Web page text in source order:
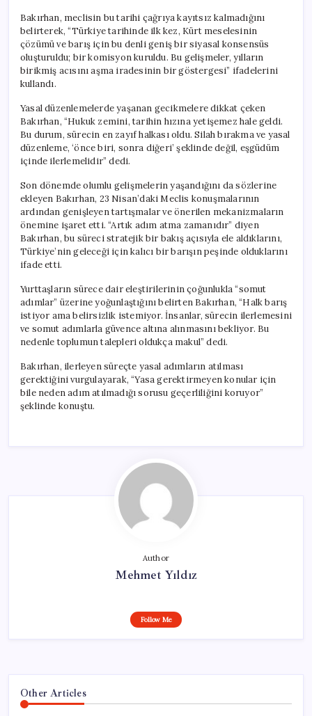
Bakırhan, meclisin bu tarihi çağrıya kayıtsız kalmadığını
belirterek, “Türkiye tarihinde ilk kez, Kürt meselesinin
çözümü ve barış için bu denli geniş bir siyasal konsensüs
oluşturuldu; bir komisyon kuruldu. Bu gelişmeler, yılların
birikmiş acısını aşma iradesinin bir göstergesi” ifadelerini
kullandı.
Yasal düzenlemelerde yaşanan gecikmelere dikkat çeken
Bakırhan, “Hukuk zemini, tarihin hızına yetişemez hale geldi.
Bu durum, sürecin en zayıf halkası oldu. Silah bırakma ve yasal
düzenleme, ‘önce biri, sonra diğeri’ şeklinde değil, eşgüdüm
içinde ilerlemelidir” dedi.
Son dönemde olumlu gelişmelerin yaşandığını da sözlerine
ekleyen Bakırhan, 23 Nisan’daki Meclis konuşmalarının
ardından genişleyen tartışmalar ve önerilen mekanizmaların
önemine işaret etti. “Artık adım atma zamanıdır” diyen
Bakırhan, bu süreci stratejik bir bakış açısıyla ele aldıklarını,
Türkiye’nin geleceği için kalıcı bir barışın peşinde olduklarını
ifade etti.
Yurttaşların sürece dair eleştirilerinin çoğunlukla “somut
adımlar” üzerine yoğunlaştığını belirten Bakırhan, “Halk barış
istiyor ama belirsizlik istemiyor. İnsanlar, sürecin ilerlemesini
ve somut adımlarla güvence altına alınmasını bekliyor. Bu
nedenle toplumun talepleri oldukça makul” dedi.
Bakırhan, ilerleyen süreçte yasal adımların atılması
gerektiğini vurgulayarak, “Yasa gerektirmeyen konular için
bile neden adım atılmadığı sorusu geçerliliğini koruyor”
şeklinde konuştu.
Author
Mehmet Yıldız
Follow Me
Other Articles